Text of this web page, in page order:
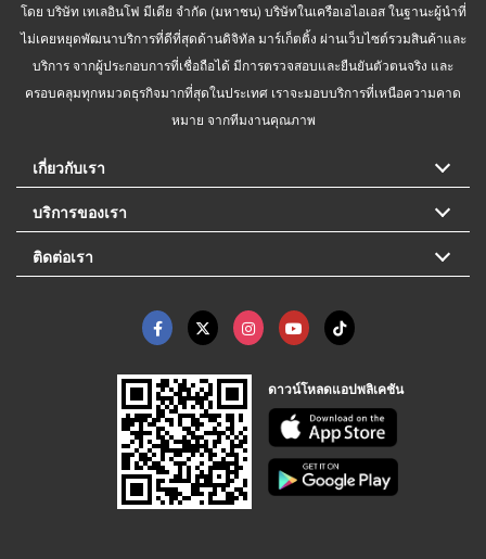
โดย บริษัท เทเลอินโฟ มีเดีย จำกัด (มหาชน) บริษัทในเครือเอไอเอส ในฐานะผู้นำที่
ไม่เคยหยุดพัฒนาบริการที่ดีที่สุดด้านดิจิทัล มาร์เก็ตติ้ง ผ่านเว็บไซต์รวมสินค้าและ
บริการ จากผู้ประกอบการที่เชื่อถือได้ มีการตรวจสอบและยืนยันตัวตนจริง และ
ครอบคลุมทุกหมวดธุรกิจมากที่สุดในประเทศ เราจะมอบบริการที่เหนือความคาด
หมาย จากทีมงานคุณภาพ
เกี่ยวกับเรา
บริการของเรา
ติดต่อเรา
ดาวน์โหลดแอปพลิเคชัน